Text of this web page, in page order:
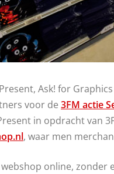
Ask! for
voor de 3FM actie
in opdracht van
, waar men
online,